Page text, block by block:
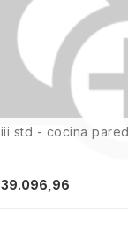
39.096,96